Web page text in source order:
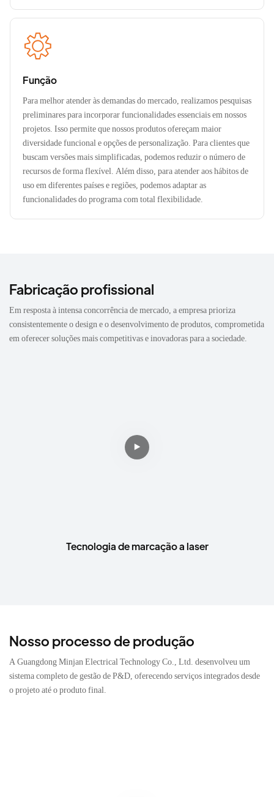
Função
Para melhor atender às demandas do mercado, realizamos pesquisas
preliminares para incorporar funcionalidades essenciais em nossos
projetos. Isso permite que nossos produtos ofereçam maior
diversidade funcional e opções de personalização. Para clientes que
buscam versões mais simplificadas, podemos reduzir o número de
recursos de forma flexível. Além disso, para atender aos hábitos de
uso em diferentes países e regiões, podemos adaptar as
funcionalidades do programa com total flexibilidade.
Fabricação profissional
Em resposta à intensa concorrência de mercado, a empresa prioriza
consistentemente o design e o desenvolvimento de produtos, comprometida
em oferecer soluções mais competitivas e inovadoras para a sociedade.
Tecnologia de marcação a laser
Nosso processo de produção
A Guangdong Minjan Electrical Technology Co., Ltd. desenvolveu um
sistema completo de gestão de P&D, oferecendo serviços integrados desde
o projeto até o produto final.